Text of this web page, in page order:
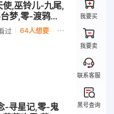
,巫铃儿-九尾,
梦,零-渡鸦公
-雪莉杨,爱丽
过 64人想要
-寻星记,零-鬼
我要买
我要卖
联系客服
黑号查询